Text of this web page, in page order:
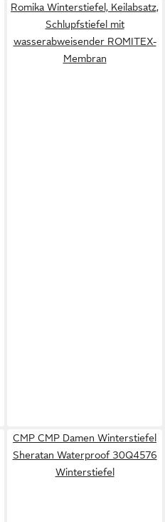
Romika Winterstiefel, Keilabsatz,
Schlupfstiefel mit
wasserabweisender ROMITEX-
Membran
CMP CMP Damen Winterstiefel
Sheratan Waterproof 30Q4576
Winterstiefel